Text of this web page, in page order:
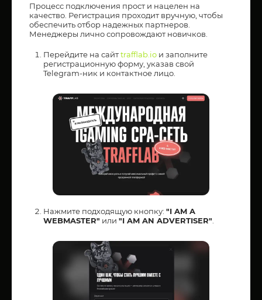
Процесс подключения прост и нацелен на
качество. Регистрация проходит вручную, чтобы
обеспечить отбор надежных партнеров.
Менеджеры лично сопровождают новичков.
Перейдите на сайтtrafflab.io и заполните
регистрационную форму, указав свой
Telegram-ник и контактное лицо.
Нажмите подходящую кнопку: "I AM A
WEBMASTER" или "I AM AN ADVERTISER"